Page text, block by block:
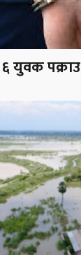
युवक पक्राउ